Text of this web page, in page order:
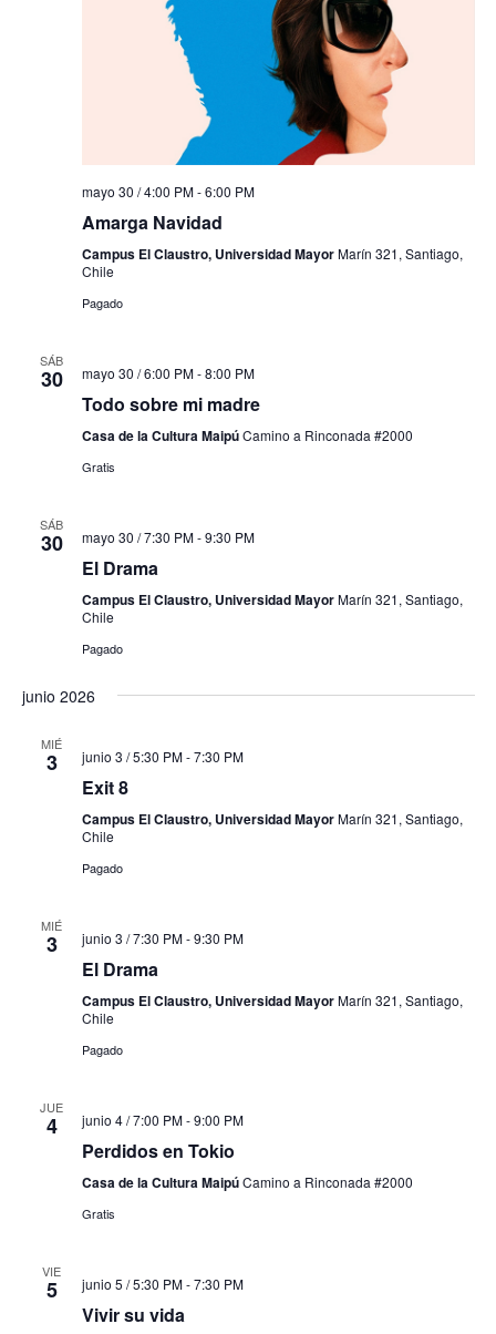
mayo 30 / 4:00 PM-6:00 PM
Amarga Navidad
Campus El Claustro, Universidad MayorMarín 321, Santiago,
Chile
Pagado
SÁB
30 mayo 30 / 6:00 PM-8:00 PM
Todo sobre mi madre
Casa de la Cultura MaipúCamino a Rinconada #2000
Gratis
SÁB
30 mayo 30 / 7:30 PM-9:30 PM
El Drama
Campus El Claustro, Universidad MayorMarín 321, Santiago,
Chile
Pagado
junio 2026
MIÉ
3 junio 3 / 5:30 PM-7:30 PM
Exit 8
Campus El Claustro, Universidad MayorMarín 321, Santiago,
Chile
Pagado
MIÉ
3 junio 3 / 7:30 PM-9:30 PM
El Drama
Campus El Claustro, Universidad MayorMarín 321, Santiago,
Chile
Pagado
JUE
4 junio 4 / 7:00 PM-9:00 PM
Perdidos en Tokio
Casa de la Cultura MaipúCamino a Rinconada #2000
Gratis
VIE
5 junio 5 / 5:30 PM-7:30 PM
Vivir su vida